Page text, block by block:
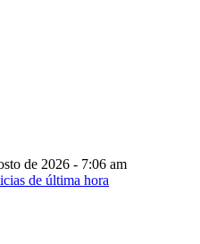
de 2026 - 7:06 am